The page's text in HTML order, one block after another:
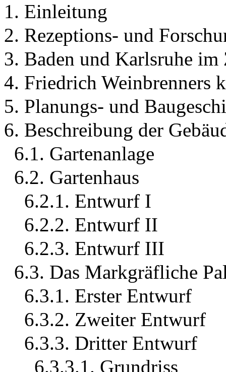
1. Einleitung
2. Rezeptions- und
3. Baden und Karlsruhe im
4. Friedrich Weinbrenners
5. Planungs- und
6. Beschreibung der
6.1. Gartenanlage
6.2. Gartenhaus
6.2.1. Entwurf I
6.2.2. Entwurf II
6.2.3. Entwurf III
6.3. Das Markgräfliche
6.3.1. Erster Entwurf
6.3.2. Zweiter Entwurf
6.3.3. Dritter Entwurf
6.3.3.1. Grundriss